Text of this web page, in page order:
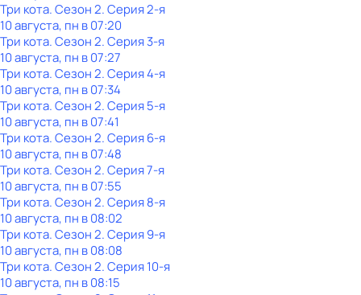
Три кота. Сезон 2. Серия 2-я
10 августа, пн в 07:20
Три кота. Сезон 2. Серия 3-я
10 августа, пн в 07:27
Три кота. Сезон 2. Серия 4-я
10 августа, пн в 07:34
Три кота. Сезон 2. Серия 5-я
10 августа, пн в 07:41
Три кота. Сезон 2. Серия 6-я
10 августа, пн в 07:48
Три кота. Сезон 2. Серия 7-я
10 августа, пн в 07:55
Три кота. Сезон 2. Серия 8-я
10 августа, пн в 08:02
Три кота. Сезон 2. Серия 9-я
10 августа, пн в 08:08
Три кота. Сезон 2. Серия 10-я
10 августа, пн в 08:15